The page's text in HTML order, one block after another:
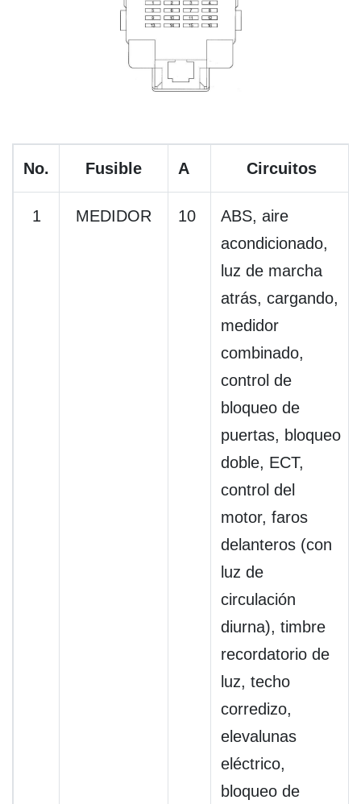
No. Fusible A Circuitos
1 MEDIDOR 10
ABS, aire
acondicionado,
luz de marcha
atrás, cargando,
medidor
combinado,
control de
bloqueo de
puertas, bloqueo
doble, ECT,
control del
motor, faros
delanteros (con
luz de
circulación
diurna), timbre
recordatorio de
luz, techo
corredizo,
elevalunas
eléctrico,
bloqueo de